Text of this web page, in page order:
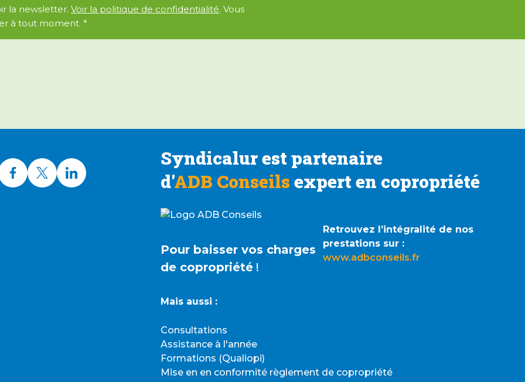
la newsletter.Voir la politique de confidentialité. Vous
à tout moment. *
Syndicalur est partenaire
d'ADB Conseils expert en copropriété
Pour baisser vos charges
de copropriété!
Retrouvez l’intégralité de nos
prestations sur :
www.adbconseils.fr
Mais aussi :
Consultations
Assistance à l'année
Formations (Qualiopi)
Mise en en conformité règlement de copropriété